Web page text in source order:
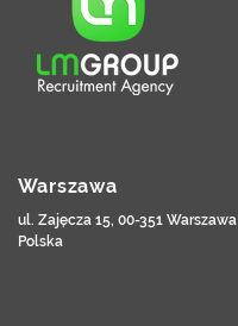
Warszawa
ul. Zajęcza 15, 00-351 Warszawa
Polska